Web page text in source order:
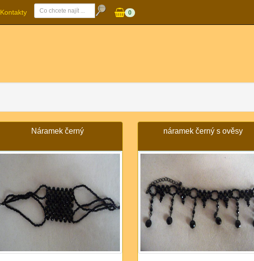
Kontakty 0
Náramek černý náramek černý s ověsy